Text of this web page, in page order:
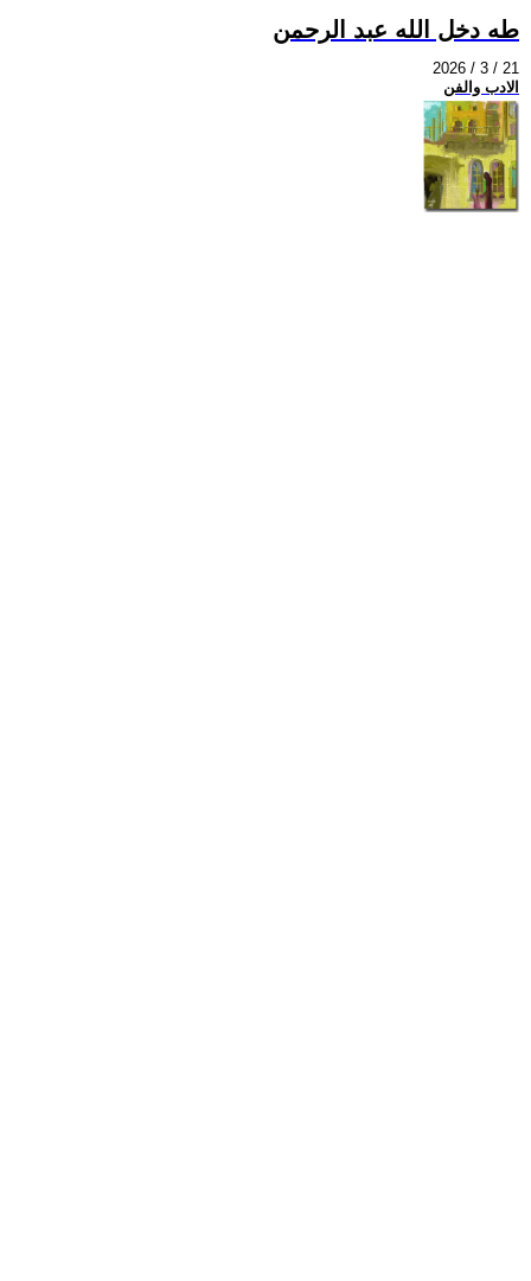
طه دخل الله عبد الرحمن
2026 / 3 / 21
الادب والفن